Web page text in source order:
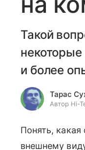
Такой
некоторые
и более
Тарас
Автор Hi-
Понять,
внешнему